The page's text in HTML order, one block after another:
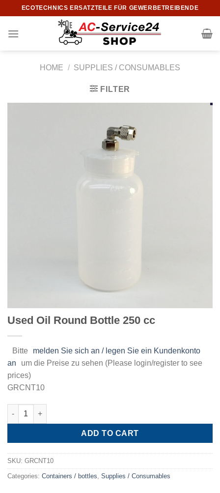
to
content
ECOTECHNICS ERSATZTEILE FÜR GEWERBETREIBENDE
HOME / SUPPLIES / CONSUMABLES
FILTER
Used Oil Round Bottle 250 cc
Bitte
melden Sie sich an / legen Sie ein Kundenkonto
an
um die Preise zu sehen (Please login/register to see
prices)
GRCNT10
Used Oil Round Bottle 250 cc quantity
ADD TO CART
SKU: GRCNT10
Categories: Containers / bottles Supplies / Consumables